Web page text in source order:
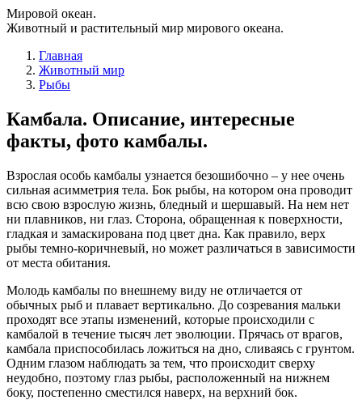
Мировой океан.
Животный и растительный мир мирового океана.
Главная
Животный мир
Рыбы
Камбала. Описание, интересные
факты, фото камбалы.
Взрослая особь камбалы узнается безошибочно – у нее очень
сильная асимметрия тела. Бок рыбы, на котором она проводит
всю свою взрослую жизнь, бледный и шершавый. На нем нет
ни плавников, ни глаз. Сторона, обращенная к поверхности,
гладкая и замаскирована под цвет дна. Как правило, верх
рыбы темно-коричневый, но может различаться в зависимости
от места обитания.
Молодь камбалы по внешнему виду не отличается от
обычных рыб и плавает вертикально. До созревания мальки
проходят все этапы изменений, которые происходили с
камбалой в течение тысяч лет эволюции. Прячась от врагов,
камбала приспособилась ложиться на дно, сливаясь с грунтом.
Одним глазом наблюдать за тем, что происходит сверху
неудобно, поэтому глаз рыбы, расположенный на нижнем
боку, постепенно сместился наверх, на верхний бок.